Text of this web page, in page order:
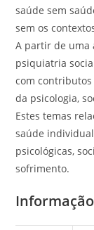
saúde sem
sem os
A partir de uma
psiquiatria
com
da psicologia,
Estes temas
saúde
psicológicas,
sofrimento.